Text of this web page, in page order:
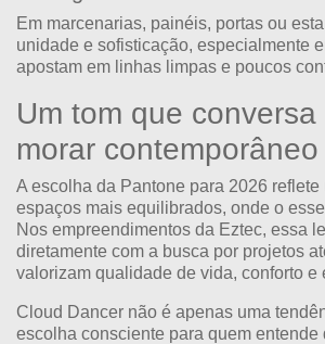
Em marcenarias, painéis, portas ou
unidade e sofisticação, especialmente
apostam em linhas limpas e poucos
Um tom que conversa
morar contemporâneo
A escolha da Pantone para 2026 reflete
espaços mais equilibrados, onde o
Nos empreendimentos da Eztec, essa
diretamente com a busca por projetos
valorizam qualidade de vida, conforto e
Cloud Dancer não é apenas uma
escolha consciente para quem entende